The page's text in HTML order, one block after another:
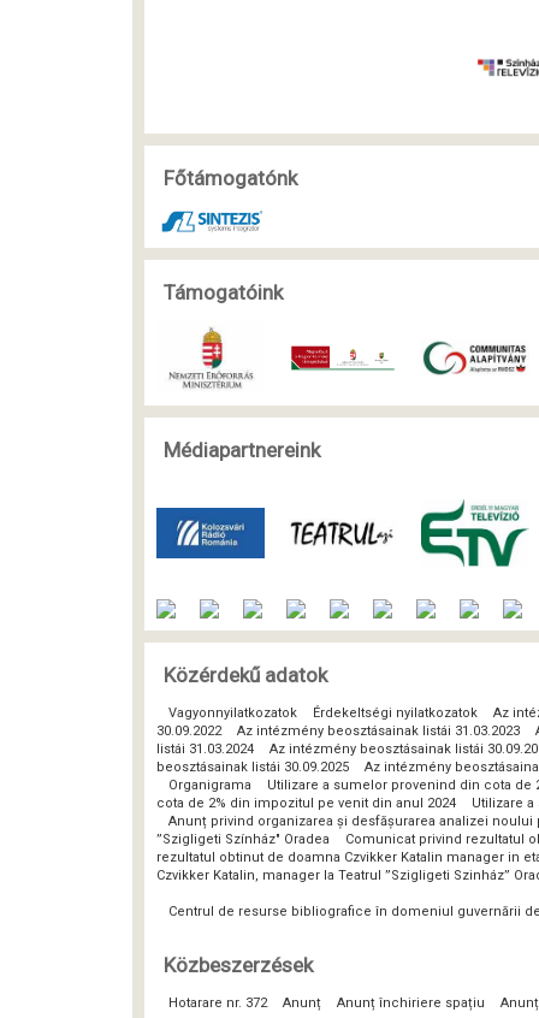
Főtámogatónk
Támogatóink
Médiapartnereink
Közérdekű adatok
Vagyonnyilatkozatok Érdekeltségi nyilatkozatok
Az
30.09.2022
Az intézmény beosztásainak listái 31.03.2023
listái 31.03.2024
Az intézmény beosztásainak listái
beosztásainak listái 30.09.2025
Az intézmény
Organigrama
Utilizare a sumelor provenind din cota
cota de 2% din impozitul pe venit din anul 2024
Utilizare
Anunț privind organizarea și desfășurarea analizei
”Szigligeti Színház" Oradea
Comunicat privind rezultatul
rezultatul obtinut de doamna Czvikker Katalin manager in
Czvikker Katalin, manager la Teatrul ”Szigligeti Szinház”
Centrul de resurse bibliografice în domeniul guvernării
Közbeszerzések
Hotarare nr. 372 Anunț Anunț închiriere spațiu